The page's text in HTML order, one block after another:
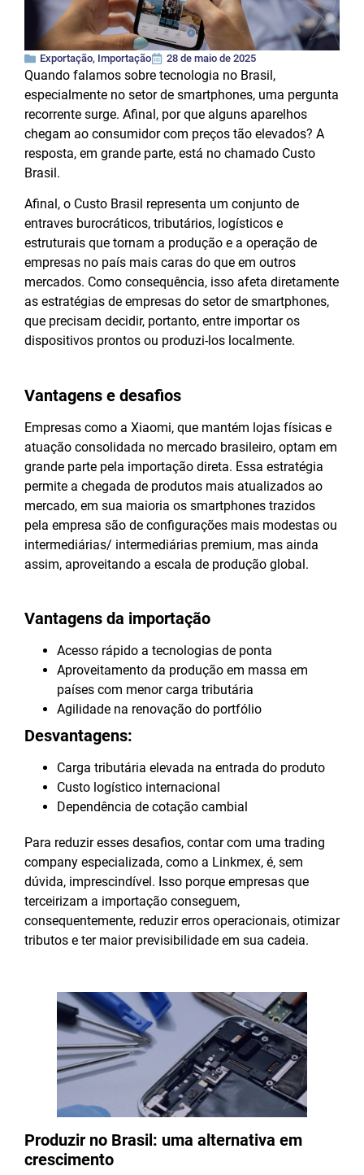
Exportação, Importação 28 de maio de 2025
Quando falamos sobre tecnologia no Brasil,
especialmente no setor de smartphones, uma pergunta
recorrente surge. Afinal, por que alguns aparelhos
chegam ao consumidor com preços tão elevados? A
resposta, em grande parte, está no chamado Custo
Brasil.
Afinal, o Custo Brasil representa um conjunto de
entraves burocráticos, tributários, logísticos e
estruturais que tornam a produção e a operação de
empresas no país mais caras do que em outros
mercados. Como consequência, isso afeta diretamente
as estratégias de empresas do setor de smartphones,
que precisam decidir, portanto, entre importar os
dispositivos prontos ou produzi-los localmente.
Vantagens e desafios
Empresas como a Xiaomi, que mantém lojas físicas e
atuação consolidada no mercado brasileiro, optam em
grande parte pela importação direta. Essa estratégia
permite a chegada de produtos mais atualizados ao
mercado, em sua maioria os smartphones trazidos
pela empresa são de configurações mais modestas ou
intermediárias/ intermediárias premium, mas ainda
assim, aproveitando a escala de produção global.
Vantagens da importação
Acesso rápido a tecnologias de ponta
Aproveitamento da produção em massa em
países com menor carga tributária
Agilidade na renovação do portfólio
Desvantagens:
Carga tributária elevada na entrada do produto
Custo logístico internacional
Dependência de cotação cambial
Para reduzir esses desafios, contar com uma trading
company especializada, como a Linkmex, é, sem
dúvida, imprescindível. Isso porque empresas que
terceirizam a importação conseguem,
consequentemente, reduzir erros operacionais, otimizar
tributos e ter maior previsibilidade em sua cadeia.
Produzir no Brasil: uma alternativa em
crescimento